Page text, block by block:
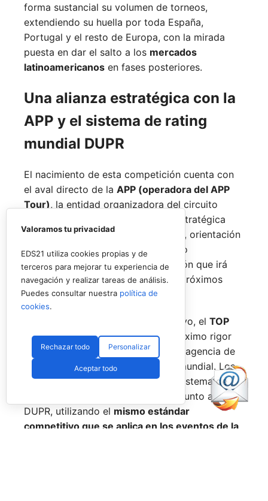
forma sustancial su volumen de torneos,
extendiendo su huella por toda España,
Portugal y el resto de Europa, con la mirada
puesta en dar el salto a los mercados
latinoamericanos en fases posteriores.
Una alianza estratégica con la
APP y el sistema de rating
mundial DUPR
El nacimiento de esta competición cuenta con
el aval directo de la APP (operadora del APP
Tour), la entidad organizadora del circuito
oficial de pickleball. Esta alianza estratégica
aportará al proyecto la experiencia, orientación
y solvencia organizativa del modelo
norteamericano, en una colaboración que irá
profundizándose a lo largo de los próximos
años.
En el apartado técnico y competitivo, el TOP
PICKLEBALL TOURgarantiza el máximo rigor
mediante una alianza conDUPR
, la agencia de
clasificación de referencia a nivel mundial. Los
torneos del circuito integrarán un sistema de
ranking y puntuación desarrollado junto a
DUPR, utilizando el mismo estándar
competitivo que se aplica en los eventos de la
Valoramos tu privacidad
EDS21 utiliza cookies propias y de
terceros para mejorar tu experiencia de
navegación y realizar tareas de análisis.
Puedes consultar nuestra política de
cookies.
Rechazar todo Personalizar
Aceptar todo